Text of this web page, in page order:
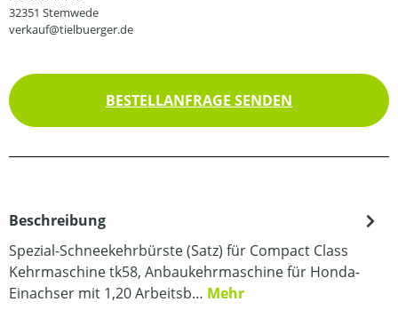
32351 Stemwede
verkauf@tielbuerger.de
BESTELLANFRAGE SENDEN
Beschreibung
Spezial-Schneekehrbürste (Satz) für Compact Class
Kehrmaschine tk58, Anbaukehrmaschine für Honda-
Einachser mit 1,20 Arbeitsb… Mehr